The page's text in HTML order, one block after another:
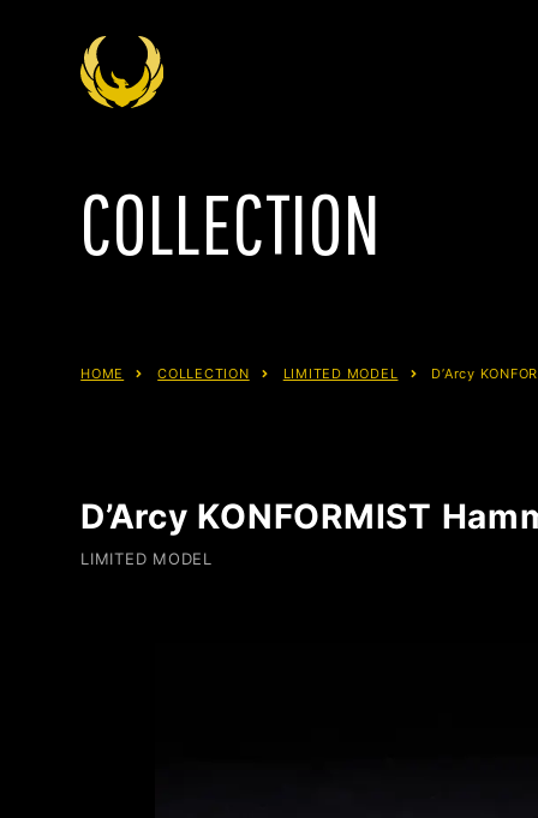
COLLECTION
HOME COLLECTION LIMITED MODEL D’Arcy
D’Arcy KONFORMIST
LIMITED MODEL